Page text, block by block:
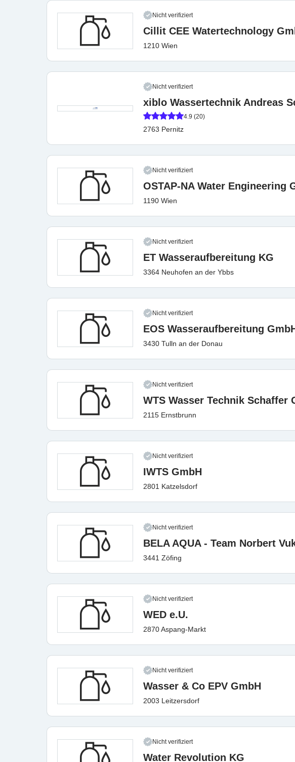
Nicht verifiziert
Cillit CEE Watertechnology
1210 Wien
Nicht verifiziert
xiblo Wassertechnik Andreas
4.9 (20)
2763 Pernitz
Nicht verifiziert
OSTAP-NA Water Engineering
1190 Wien
Nicht verifiziert
ET Wasseraufbereitung KG
3364 Neuhofen an der Ybbs
Nicht verifiziert
EOS Wasseraufbereitung
3430 Tulln an der Donau
Nicht verifiziert
WTS Wasser Technik Schaffer
2115 Ernstbrunn
Nicht verifiziert
IWTS GmbH
2801 Katzelsdorf
Nicht verifiziert
BELA AQUA - Team Norbert
3441 Zöfing
Nicht verifiziert
WED e.U.
2870 Aspang-Markt
Nicht verifiziert
Wasser & Co EPV GmbH
2003 Leitzersdorf
Nicht verifiziert
Water Revolution KG